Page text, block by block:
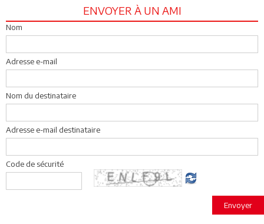
ENVOYER À UN AMI
Nom
Adresse e-mail
Nom du destinataire
Adresse e-mail destinataire
Code de sécurité
Envoyer